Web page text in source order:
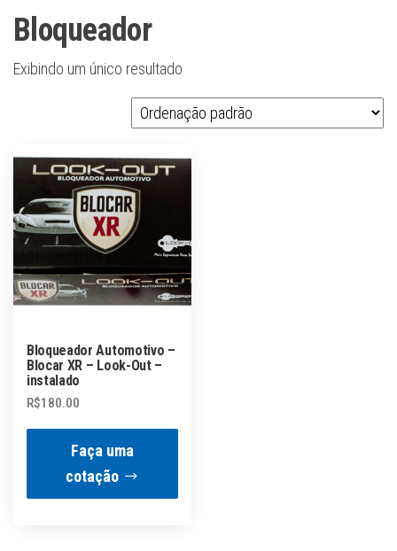
Bloqueador
Exibindo um único resultado
Bloqueador Automotivo –
Blocar XR – Look-Out –
instalado
R$180.00
Faça uma
cotação